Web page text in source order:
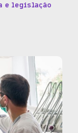
e legislação